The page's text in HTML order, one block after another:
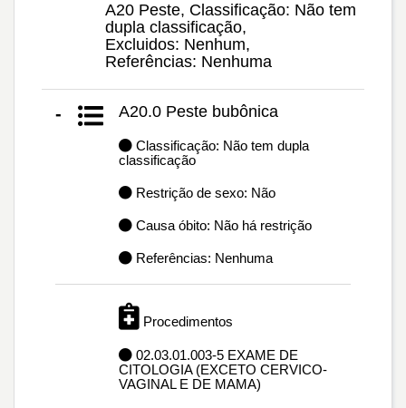
A20 Peste, Classificação: Não tem
dupla classificação,
Excluidos: Nenhum,
Referências: Nenhuma
- A20.0 Peste bubônica
Classificação: Não tem dupla
classificação
Restrição de sexo: Não
Causa óbito: Não há restrição
Referências: Nenhuma
Procedimentos
02.03.01.003-5 EXAME DE
CITOLOGIA (EXCETO CERVICO-
VAGINAL E DE MAMA)